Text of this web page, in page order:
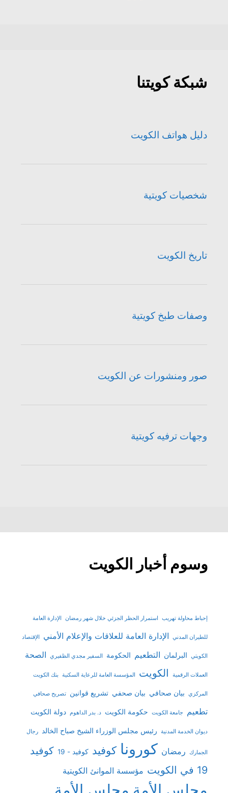
شبكة كويتنا
دليل هواتف الكويت
شخصيات كويتية
تاريخ الكويت
وصفات طبخ كويتية
صور ومنشورات عن الكويت
وجهات ترفيه كويتية
وسوم أخبار الكويت
إحباط محاولة تهريب استمرار الحظر الجزئي خلال شهر رمضان الإدارة العامة
للطيران المدني الإدارة العامة للعلاقات والإعلام الأمني الإقتصاد
الكويتي البرلمان التطعيم الحكومة السفير مجدي الظفيري الصحة
العملات الرقمية الكويت المؤسسة العامة للرعاية السكنية بنك الكويت
المركزي بيان صحافي بيان صحفي تشريع قوانين تصريح صحافي
تطعيم جامعة الكويت حكومة الكويت د. بدر الداهوم دولة الكويت
ديوان الخدمة المدنية رئيس مجلس الوزراء الشيخ صباح الخالد رجال
الجمارك رمضان كورونا كوفيد كوفيد - 19
كوفيد
19 في الكويت
مؤسسة الموانئ الكويتية